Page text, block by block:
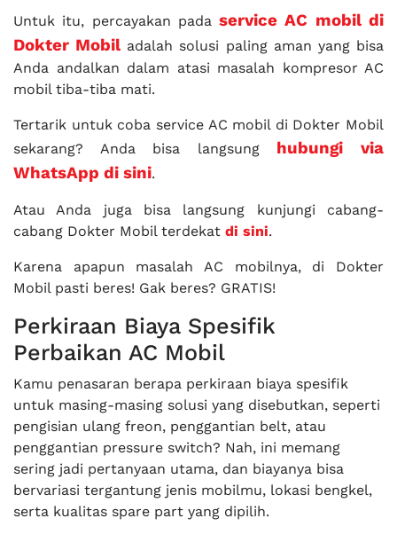
Untuk itu, percayakan padaservice AC mobil di
Dokter Mobil adalah solusi paling aman yang bisa
Anda andalkan dalam atasi masalah kompresor AC
mobil tiba-tiba mati.
Tertarik untuk coba service AC mobil di Dokter Mobil
sekarang? Anda bisa langsung hubungi via
WhatsApp di sini.
Atau Anda juga bisa langsung kunjungi cabang-
cabang Dokter Mobil terdekat di sini.
Karena apapun masalah AC mobilnya, di Dokter
Mobil pasti beres! Gak beres? GRATIS!
Perkiraan Biaya Spesifik
Perbaikan AC Mobil
Kamu penasaran berapa perkiraan biaya spesifik
untuk masing-masing solusi yang disebutkan, seperti
pengisian ulang freon, penggantian belt, atau
penggantian pressure switch? Nah, ini memang
sering jadi pertanyaan utama, dan biayanya bisa
bervariasi tergantung jenis mobilmu, lokasi bengkel,
serta kualitas spare part yang dipilih.